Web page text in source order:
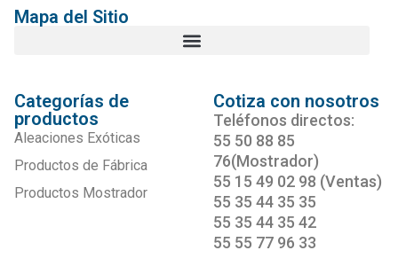
Mapa del Sitio
Categorías de
productos
Aleaciones Exóticas
Productos de Fábrica
Productos Mostrador
Cotiza con nosotros
Teléfonos directos:
55 50 88 85
76(Mostrador)
55 15 49 02 98 (Ventas)
55 35 44 35 35
55 35 44 35 42
55 55 77 96 33